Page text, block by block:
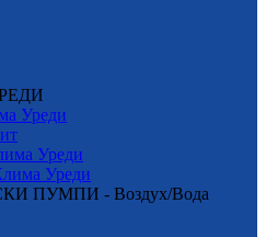
Уреди
Уреди
Уреди
ПУМПИ - Воздух/Вода